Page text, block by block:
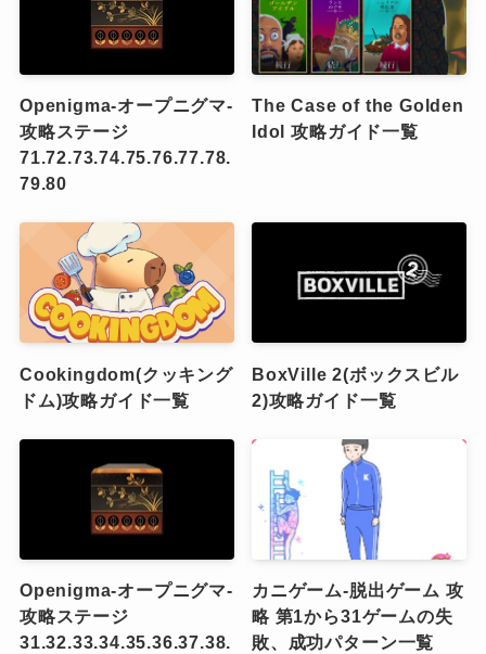
Openigma-オープニグマ-
攻略ステージ
71.72.73.74.75.76.77.78.
79.80
The Case of the Golden
Idol 攻略ガイド一覧
Cookingdom(クッキング
ドム)攻略ガイド一覧
BoxVille 2(ボックスビル
2)攻略ガイド一覧
Openigma-オープニグマ-
攻略ステージ
31.32.33.34.35.36.37.38.
カニゲーム-脱出ゲーム 攻
略 第1から31ゲームの失
敗、成功パターン一覧